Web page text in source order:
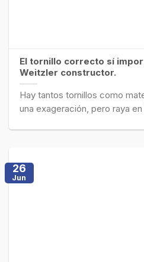
El tornillo correcto sí
Weitzler constructor.
Hay tantos tornillos como
una exageración, pero raya
26
Jun